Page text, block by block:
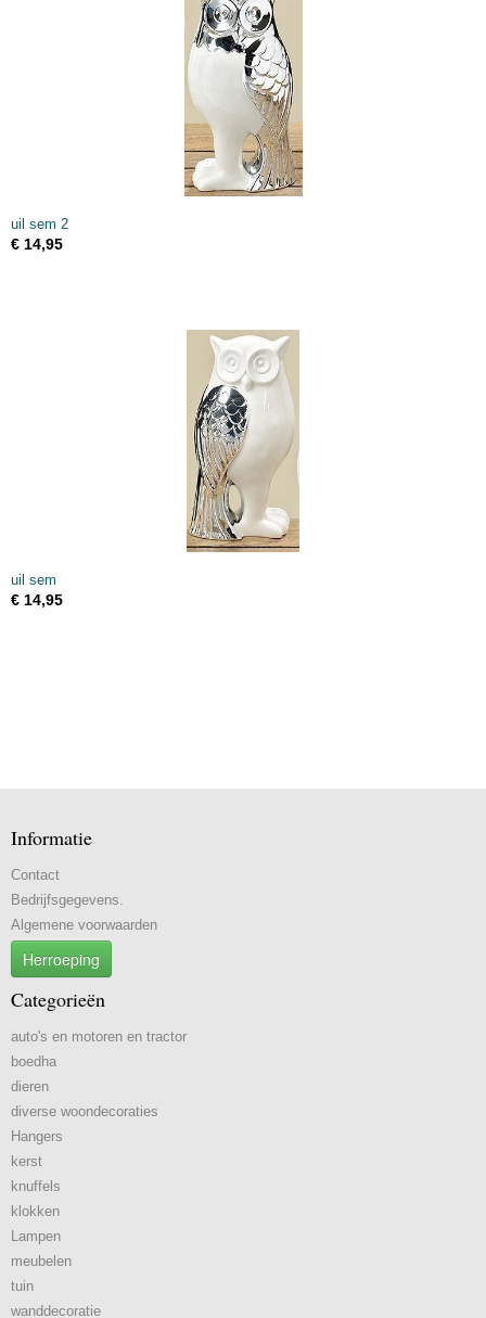
uil sem 2
€ 14,95
uil sem
€ 14,95
Informatie
Contact
Bedrijfsgegevens.
Algemene voorwaarden
Herroeping
Categorieën
auto's en motoren en tractor
boedha
dieren
diverse woondecoraties
Hangers
kerst
knuffels
klokken
Lampen
meubelen
tuin
wanddecoratie